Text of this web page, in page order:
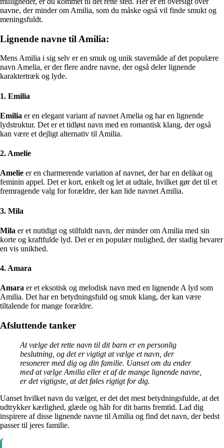
navne, der minder om Amilia, som du måske også vil finde smukt og
meningsfuldt.
Lignende navne til Amilia:
Mens Amilia i sig selv er en smuk og unik stavemåde af det populære
navn Amelia, er der flere andre navne, der også deler lignende
karaktertræk og lyde.
1. Emilia
Emilia er en elegant variant af navnet Amelia og har en lignende
lydstruktur. Det er et tidløst navn med en romantisk klang, der også
kan være et dejligt alternativ til Amilia.
2. Amelie
Amelie er en charmerende variation af navnet, der har en delikat og
feminin appel. Det er kort, enkelt og let at udtale, hvilket gør det til et
fremragende valg for forældre, der kan lide navnet Amilia.
3. Mila
Mila er et nutidigt og stilfuldt navn, der minder om Amilia med sin
korte og kraftfulde lyd. Det er en populær mulighed, der stadig bevarer
en vis unikhed.
4. Amara
Amara er et eksotisk og melodisk navn med en lignende A lyd som
Amilia. Det har en betydningsfuld og smuk klang, der kan være
tiltalende for mange forældre.
Afsluttende tanker
At vælge det rette navn til dit barn er en personlig
beslutning, og det er vigtigt at vælge et navn, der
resonerer med dig og din familie. Uanset om du ender
med at vælge Amilia eller et af de mange lignende navne,
er det vigtigste, at det føles rigtigt for dig.
Uanset hvilket navn du vælger, er det det mest betydningsfulde, at det
udtrykker kærlighed, glæde og håb for dit barns fremtid. Lad dig
inspirere af disse lignende navne til Amilia og find det navn, der bedst
passer til jeres familie.